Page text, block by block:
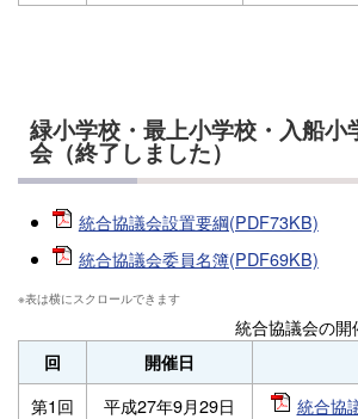
緑小学校・最上小学校・入船小
会（終了しました）
統合協議会設置要綱(PDF73KB)
統合協議会委員名簿(PDF69KB)
統合協議会の開
回 開催日
第1回 平成27年9月29日 統合協